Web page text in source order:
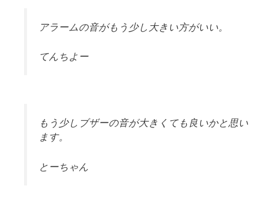
アラームの音がもう少し大きい方がいい。
てんちよー
もう少しブザーの音が大きくても良いかと思い
ます。
とーちゃん